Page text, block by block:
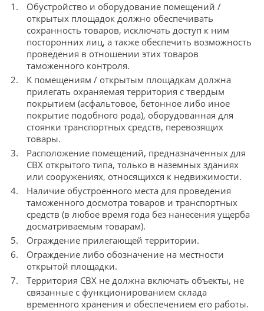
Обустройство и оборудование помещений /
открытых площадок должно обеспечивать
сохранность товаров, исключать доступ к ним
посторонних лиц, а также обеспечить возможность
проведения в отношении этих товаров
таможенного контроля.
К помещениям / открытым площадкам должна
прилегать охраняемая территория с твердым
покрытием (асфальтовое, бетонное либо иное
покрытие подобного рода), оборудованная для
стоянки транспортных средств, перевозящих
товары.
Расположение помещений, предназначенных для
СВХ открытого типа, только в наземных зданиях
или сооружениях, относящихся к недвижимости.
Наличие обустроенного места для проведения
таможенного досмотра товаров и транспортных
средств (в любое время года без нанесения ущерба
досматриваемым товарам).
Ограждение прилегающей территории.
Ограждение либо обозначение на местности
открытой площадки.
Территория СВХ не должна включать объекты, не
связанные с функционированием склада
временного хранения и обеспечением его работы.